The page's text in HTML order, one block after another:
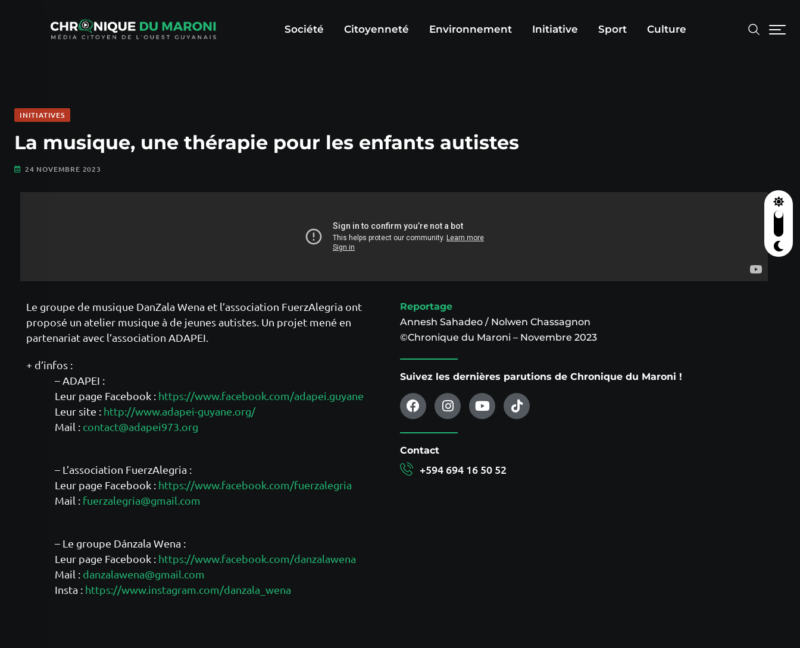
Société Citoyenneté Environnement Initiative Sport Culture
INITIATIVES
La musique, une thérapie pour les enfants autistes
24 NOVEMBRE 2023
Le groupe de musique DanZala Wena et l’association FuerzAlegria ont
proposé un atelier musique à de jeunes autistes. Un projet mené en
partenariat avec l’association ADAPEI.
+ d’infos :
– ADAPEI :
Leur page Facebook : https://www.facebook.com/adapei.guyane
Leur site : http://www.adapei-guyane.org/
Mail : contact@adapei973.org
– L’association FuerzAlegria :
Leur page Facebook : https://www.facebook.com/fuerzalegria
Mail : fuerzalegria@gmail.com
– Le groupe Dánzala Wena :
Leur page Facebook : https://www.facebook.com/danzalawena
Mail : danzalawena@gmail.com
Insta : https://www.instagram.com/danzala_wena
Reportage
Annesh Sahadeo / Nolwen Chassagnon
©Chronique du Maroni – Novembre 2023
Suivez les dernières parutions de Chronique du Maroni !
Contact
+594 694 16 50 52